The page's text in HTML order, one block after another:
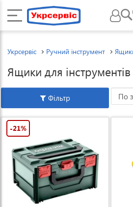
Укрсервіс Ручний інструмент
Ящики для інструментів
Фільтр
-21%